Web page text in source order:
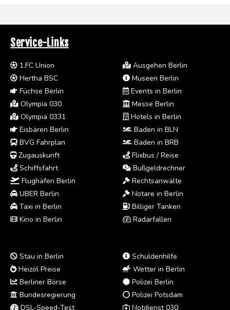
Service-Links
1.FC Union
Hertha BSC
Füchse Berlin
Olympia 030
Olympia 0331
Eisbären Berlin
BVG Fahrplan
Zugauskunft
Schiffsfahrt
Flughäfen Berlin
UBER Berlin
Taxi in Berlin
Kino in Berlin
Ausgehen Berlin
Museen Berlin
Events in Berlin
Messe Berlin
Hotels in Berlin
Baden in BLN
Baden in BRB
Flixbus / Reise
Bußgeldrechner
Rechtsanwälte
Notare in Berlin
Billiger Tanken
Radarfallen
Stau in Berlin
Heizöl Preise
Berliner Börse
Bundesregierung
DSL-Speed-Test
Schuldenhilfe
Wetter in Berlin
Polizei Berlin
Polizei Potsdam
Notdienst 030